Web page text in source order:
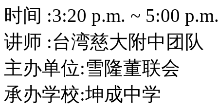
时间 :3:20 p.m. ~ 5:00
讲师 :台湾慈大附中团队
主办单位:雪隆董联会
承办学校:坤成中学